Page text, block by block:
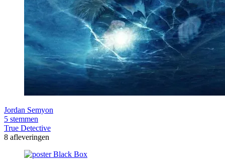
Jordan Semyon
5 stemmen
True Detective
8 afleveringen